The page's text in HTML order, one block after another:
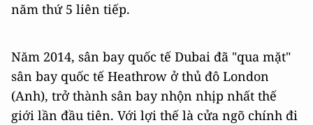
năm thứ 5 liên tiếp.
Năm 2014, sân bay quốc tế Dubai đã "qua mặt"
sân bay quốc tế Heathrow ở thủ đô London
(Anh), trở thành sân bay nhộn nhịp nhất thế
giới lần đầu tiên. Với lợi thế là cửa ngõ chính đi